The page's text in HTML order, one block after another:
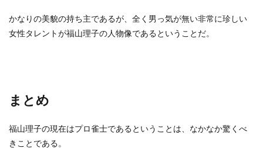
かなりの美貌の持ち主であるが、全く男っ気が無い非常に珍しい
女性タレントが福山理子の人物像であるということだ。
まとめ
福山理子の現在はプロ雀士であるということは、なかなか驚くべ
きことである。